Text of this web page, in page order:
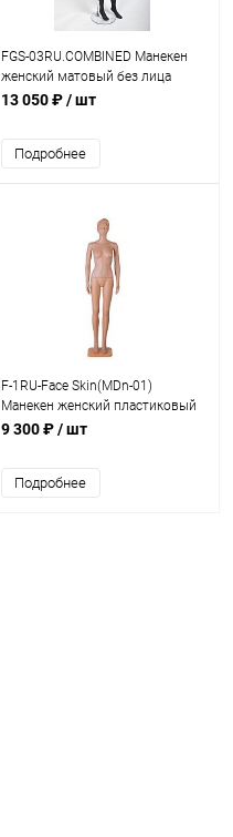
FGS-03RU.COMBINED Манекен
женский матовый без лица
(комбинированный)
13 050 ₽/ шт
Подробнее
F-1RU-Face Skin(MDn-01)
Манекен женский пластиковый
с лицом, рост 1780 мм,
9 300 ₽/ шт
Подробнее